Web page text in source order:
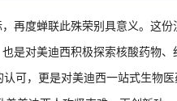
再度蝉联此殊荣别具意义。这份
是对美迪西积极探索核酸药物、
可，更是对美迪西一站式生物